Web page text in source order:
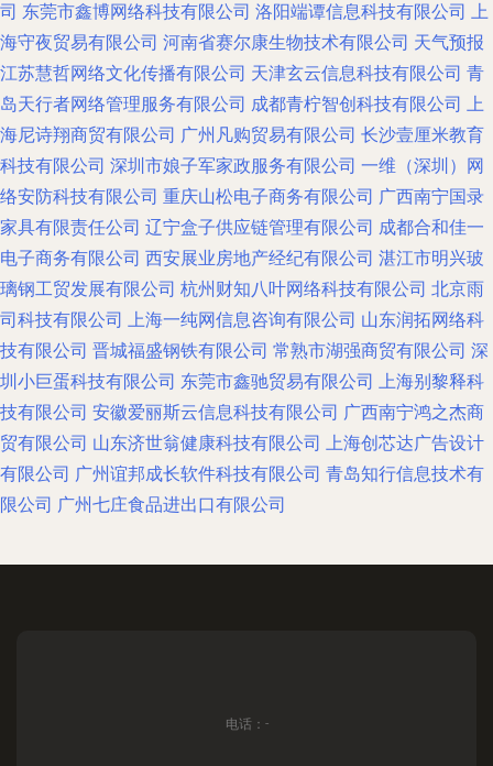
司 东莞市鑫博网络科技有限公司 洛阳端谭信息科技有限公司 上
海守夜贸易有限公司 河南省赛尔康生物技术有限公司 天气预报
江苏慧哲网络文化传播有限公司 天津玄云信息科技有限公司 青
岛天行者网络管理服务有限公司 成都青柠智创科技有限公司 上
海尼诗翔商贸有限公司 广州凡购贸易有限公司 长沙壹厘米教育
科技有限公司 深圳市娘子军家政服务有限公司 一维（深圳）网
络安防科技有限公司 重庆山松电子商务有限公司 广西南宁国录
家具有限责任公司 辽宁盒子供应链管理有限公司 成都合和佳一
电子商务有限公司 西安展业房地产经纪有限公司 湛江市明兴玻
璃钢工贸发展有限公司 杭州财知八叶网络科技有限公司 北京雨
司科技有限公司 上海一纯网信息咨询有限公司 山东润拓网络科
技有限公司 晋城福盛钢铁有限公司 常熟市湖强商贸有限公司 深
圳小巨蛋科技有限公司 东莞市鑫驰贸易有限公司 上海别黎释科
技有限公司 安徽爱丽斯云信息科技有限公司 广西南宁鸿之杰商
贸有限公司 山东济世翁健康科技有限公司 上海创芯达广告设计
有限公司 广州谊邦成长软件科技有限公司 青岛知行信息技术有
限公司 广州七庄食品进出口有限公司
电话：-